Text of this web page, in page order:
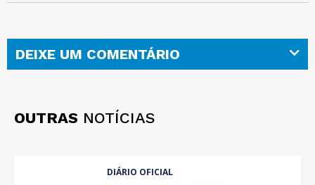
DEIXE UM COMENTÁRIO
OUTRAS NOTÍCIAS
DIÁRIO OFICIAL